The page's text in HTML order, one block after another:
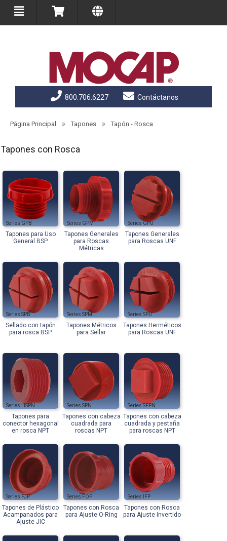
800.706.6227 Contáctanos
Página Principal » Tapones » Tapón - Rosca
Tapones con Rosca
GPB
Tapones para Uso
General BSP
GPM
Tapones Generales
para Roscas
Métricas
GPU
Tapones Generales
para Roscas UNF
SPB
Sellado con tapón
para rosca BSP
SPM
Tapones Métricos
para Sellar
SPU
Tapones Herméticos
para Roscas UNF
HSPN
Tapones para
conector hexagonal
en rosca NPT
SPN
Tapones con cabeza
cuadrada para
roscas NPT
SFPN
Tapones con cabeza
cuadrada y pestaña
para roscas NPT
FJP
Tapones de Plástico
Acampanados para
Ajuste JIC
FOP
Tapones con Rosca
para Ajuste O-Ring
IFP
Tapones con Rosca
para Ajuste Invertido